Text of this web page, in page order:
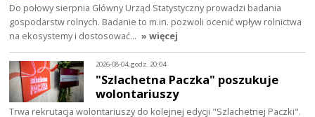
Do połowy sierpnia Główny Urząd Statystyczny prowadzi badania
gospodarstw rolnych. Badanie to m.in. pozwoli ocenić wpływ rolnictwa
na ekosystemy i dostosować… » więcej
2026-08-04, godz. 20:04
"Szlachetna Paczka" poszukuje
wolontariuszy
Trwa rekrutacja wolontariuszy do kolejnej edycji "Szlachetnej Paczki".